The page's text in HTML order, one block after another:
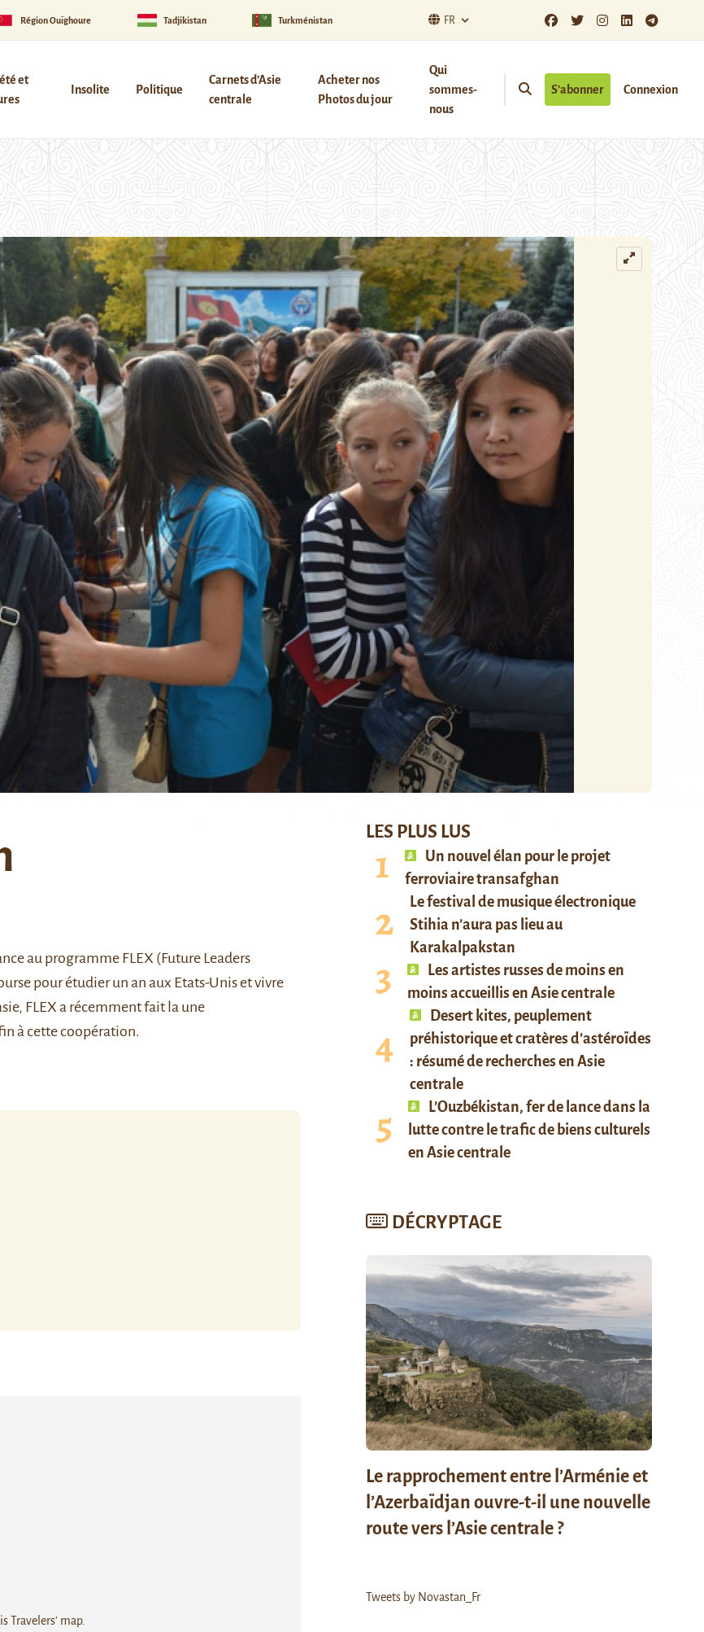
Région Ouïghoure Tadjikistan Turkménistan FR
et
Insolite Politique
Carnets d’Asie
centrale
Acheter nos
Photos du jour
Qui
sommes-
nous
S’abonner Connexion
au programme FLEX (Future Leaders
pour étudier un an aux Etats-Unis et vivre
FLEX a récemment fait la une
à cette coopération.
Travelers' map.
LES PLUS LUS
Un nouvel élan pour le projet
ferroviaire transafghan
Le festival de musique électronique
Stihia n’aura pas lieu au
Karakalpakstan
Les artistes russes de moins en
moins accueillis en Asie centrale
Desert kites, peuplement
préhistorique et cratères d’astéroïdes
: résumé de recherches en Asie
centrale
L’Ouzbékistan, fer de lance dans la
lutte contre le trafic de biens culturels
en Asie centrale
DÉCRYPTAGE
Le rapprochement entre l’Arménie et
l’Azerbaïdjan ouvre-t-il une nouvelle
route vers l’Asie centrale ?
Tweets by Novastan_Fr